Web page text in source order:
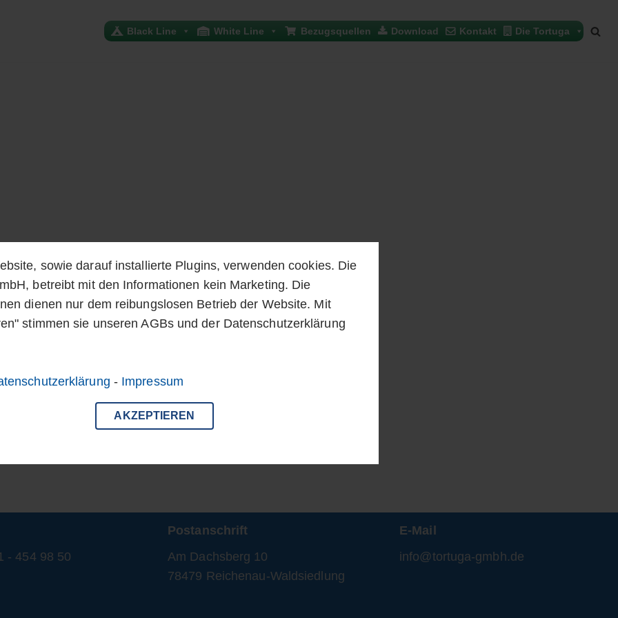
sowie darauf installierte Plugins, verwenden cookies. Die
betreibt mit den Informationen kein Marketing. Die
dienen nur dem reibungslosen Betrieb der Website. Mit
stimmen sie unseren AGBs und der Datenschutzerklärung
- Impressum
AKZEPTIEREN
Black Line White Line Bezugsquellen Download Kontakt Die Tortuga
- 454 98 50
Postanschrift
Am Dachsberg 10
78479 Reichenau-Waldsiedlung
E-Mail
info@tortuga-gmbh.de